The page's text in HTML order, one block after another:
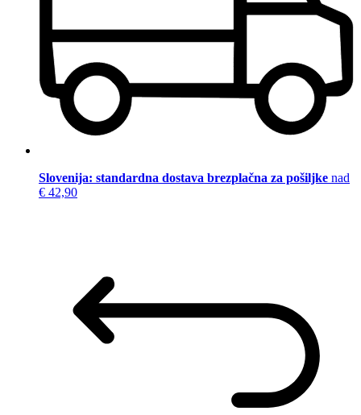
Slovenija: standardna dostava brezplačna za pošiljke nad
€ 42,90